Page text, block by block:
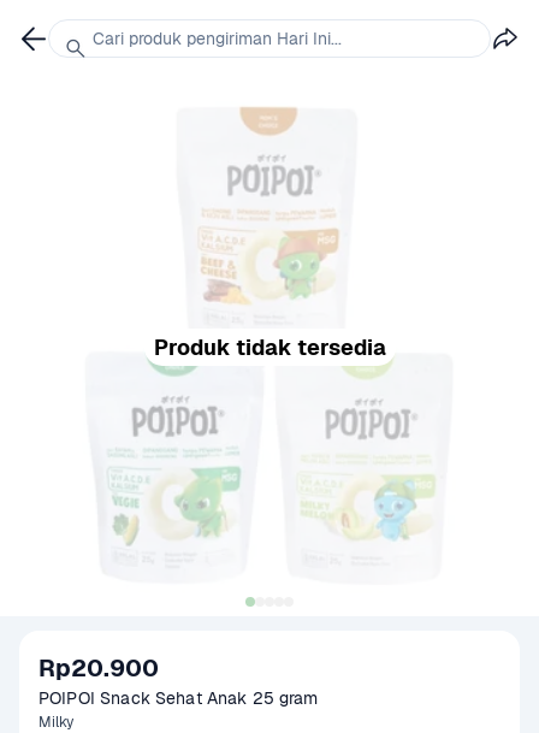
Produk tidak tersedia
Rp20.900
POIPOI Snack Sehat Anak 25 gram
Milky
Cari produk pengiriman Hari Ini...